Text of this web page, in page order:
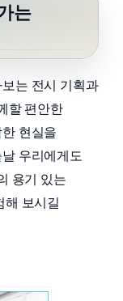
는
는 전시 기획과
할 편안한
현실을
우리에게도
용기 있는
해 보시길